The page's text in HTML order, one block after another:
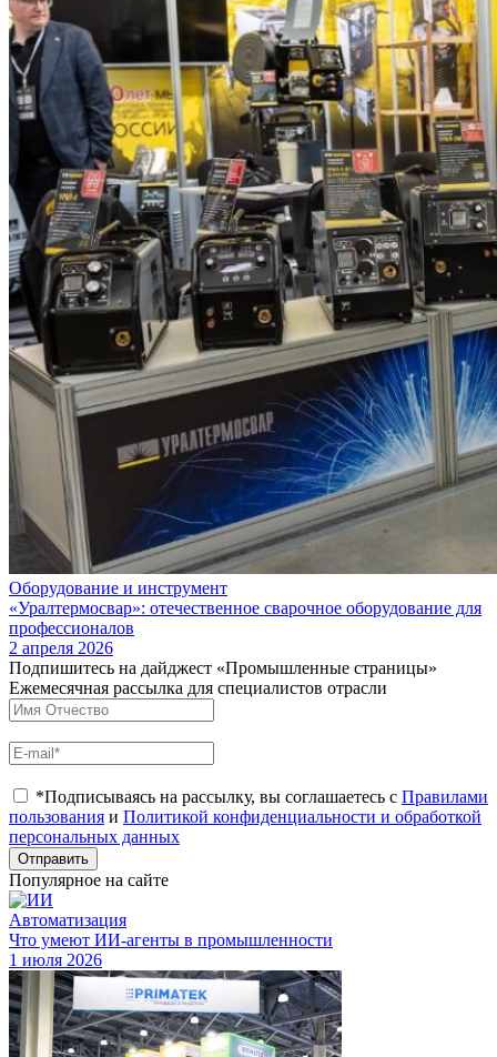
Оборудование и инструмент
«Уралтермосвар»: отечественное сварочное оборудование для
профессионалов
2 апреля 2026
Подпишитесь на дайджест «Промышленные страницы»
Ежемесячная рассылка для специалистов отрасли
*Подписываясь на рассылку, вы соглашаетесь с Правилами
пользования и Политикой конфиденциальности и обработкой
персональных данных
Отправить
Популярное на сайте
Автоматизация
Что умеют ИИ-агенты в промышленности
1 июля 2026